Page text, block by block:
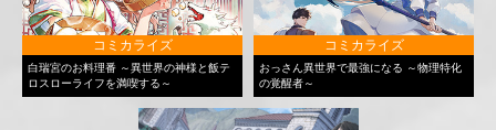
コミカライズ
白瑞宮のお料理番 ～異世界の神様と飯テ
ロスローライフを満喫する～
コミカライズ
おっさん異世界で最強になる ～物理特化
の覚醒者～